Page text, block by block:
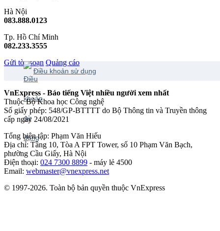
Hà Nội
083.888.0123
Tp. Hồ Chí Minh
082.233.3555
Gửi tòa soạn Quảng cáo
Điều khoản sử dụng
VnExpress - Báo tiếng Việt nhiều người xem nhất
Thuộc Bộ Khoa học Công nghệ
Số giấy phép: 548/GP-BTTTT do Bộ Thông tin và Truyền thông
cấp ngày 24/08/2021
Tổng biên tập: Phạm Văn Hiếu
Địa chỉ: Tầng 10, Tòa A FPT Tower, số 10 Phạm Văn Bạch,
phường Cầu Giấy, Hà Nội
Điện thoại: 024 7300 8899 - máy lẻ 4500
Email: webmaster@vnexpress.net
© 1997-2026. Toàn bộ bản quyền thuộc VnExpress